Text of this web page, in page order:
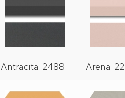
Antracita-2488 Arena-